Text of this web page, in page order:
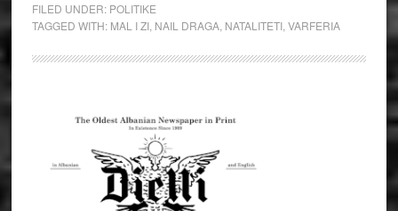
FILED UNDER: POLITIKE
TAGGED WITH: MAL I ZI, NAIL DRAGA, NATALITETI, VARFERIA